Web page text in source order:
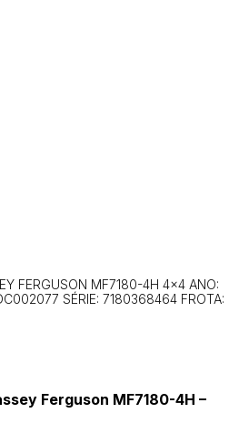
FERGUSON MF7180-4H 4x4 ANO:
SÉRIE: 7180368464 FROTA:
Ferguson MF7180-4H –